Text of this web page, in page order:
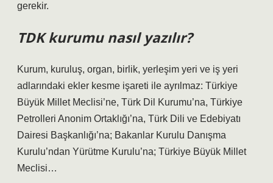
gerekir.
TDK kurumu nasıl yazılır?
Kurum, kuruluş, organ, birlik, yerleşim yeri ve iş yeri
adlarındaki ekler kesme işareti ile ayrılmaz: Türkiye
Büyük Millet Meclisi’ne, Türk Dil Kurumu’na, Türkiye
Petrolleri Anonim Ortaklığı’na, Türk Dili ve Edebiyatı
Dairesi Başkanlığı’na; Bakanlar Kurulu Danışma
Kurulu’ndan Yürütme Kurulu’na; Türkiye Büyük Millet
Meclisi…